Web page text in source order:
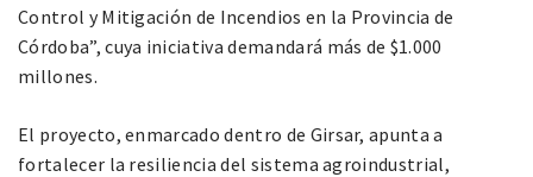
Control y Mitigación de Incendios en la Provincia de
Córdoba”, cuya iniciativa demandará más de $1.000
millones.
El proyecto, enmarcado dentro de Girsar, apunta a
fortalecer la resiliencia del sistema agroindustrial,